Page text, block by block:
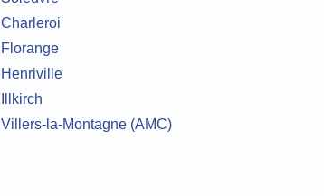
Charleroi
Florange
Henriville
Illkirch
Villers-la-Montagne (AMC)